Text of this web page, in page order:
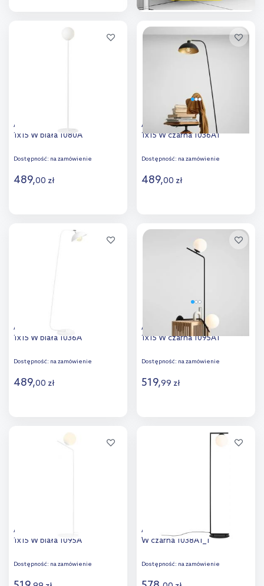
Aldex Pinne lampa stojąca
1x15 W biała 1080A
Dostępność: na zamówienie
489,00 zł
Aldex Escape lampa stojąca
1x15 W czarna 1036A1
Dostępność: na zamówienie
489,00 zł
Dodaj do
porównania
Aldex Escape lampa stojąca
1x15 W biała 1036A
Dostępność: na zamówienie
489,00 zł
Dodaj do
Aldex Gallia lampa stojąca
1x15 W czarna 1095A1
Dostępność: na zamówienie
519,99 zł
Aldex Gallia lampa stojąca
1x15 W biała 1095A
Dostępność: na zamówienie
Aldex Zac lampa stojąca 1x15
W czarna 1038A1_1
Dostępność: na zamówienie